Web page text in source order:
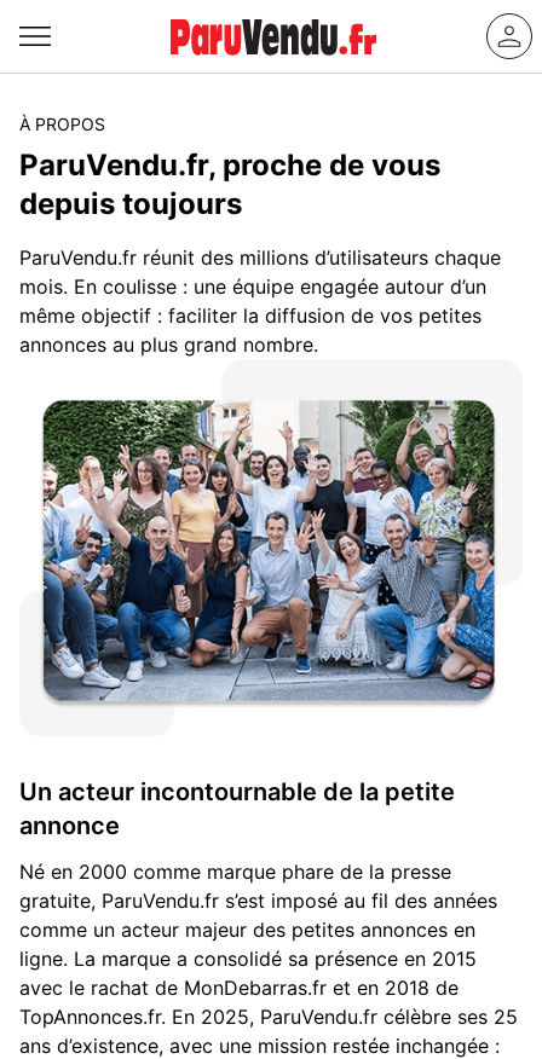
À PROPOS
ParuVendu.fr, proche de vous
depuis toujours
ParuVendu.fr réunit des millions d’utilisateurs chaque
mois. En coulisse : une équipe engagée autour d’un
même objectif : faciliter la diffusion de vos petites
annonces au plus grand nombre.
Un acteur incontournable de la petite
annonce
Né en 2000 comme marque phare de la presse
gratuite, ParuVendu.fr s’est imposé au fil des années
comme un acteur majeur des petites annonces en
ligne. La marque a consolidé sa présence en 2015
avec le rachat de MonDebarras.fr et en 2018 de
TopAnnonces.fr. En 2025, ParuVendu.fr célèbre ses 25
ans d’existence, avec une mission restée inchangée :